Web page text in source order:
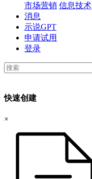
市场营销 信息技术
消息
示说GPT
申请试用
登录
快速创建
×